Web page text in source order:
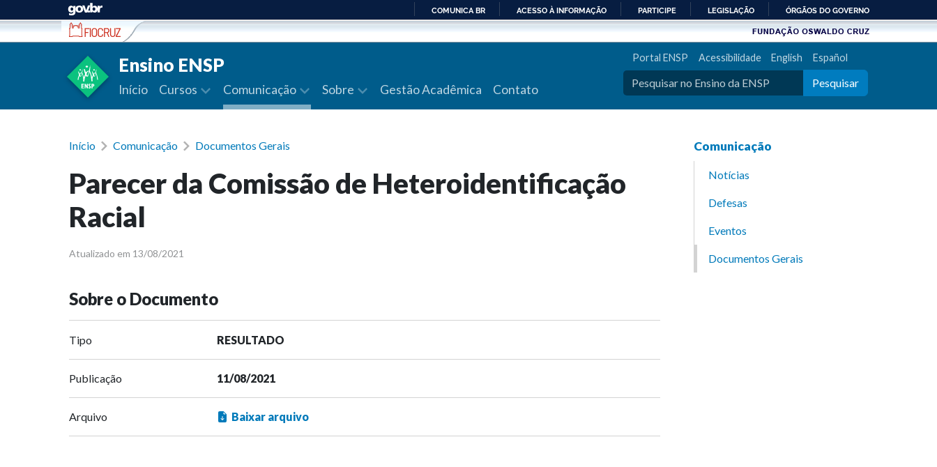
Ir para conteúdo
PARA
COMUNICA BR ACESSO À INFORMAÇÃO PARTICIPE LEGISLAÇÃO ÓRGÃOS DO GOVERNO
Ensino ENSP
Início Cursos Comunicação Sobre Gestão Acadêmica Contato
Portal ENSP Acessibilidade English Español
Pesquisar
Início Comunicação Documentos Gerais
Parecer da Comissão de Heteroidentificação
Racial
Atualizado em 13/08/2021
Sobre o Documento
Tipo RESULTADO
Publicação 11/08/2021
Arquivo Baixar arquivo
Comunicação
Notícias
Defesas
Eventos
Documentos Gerais